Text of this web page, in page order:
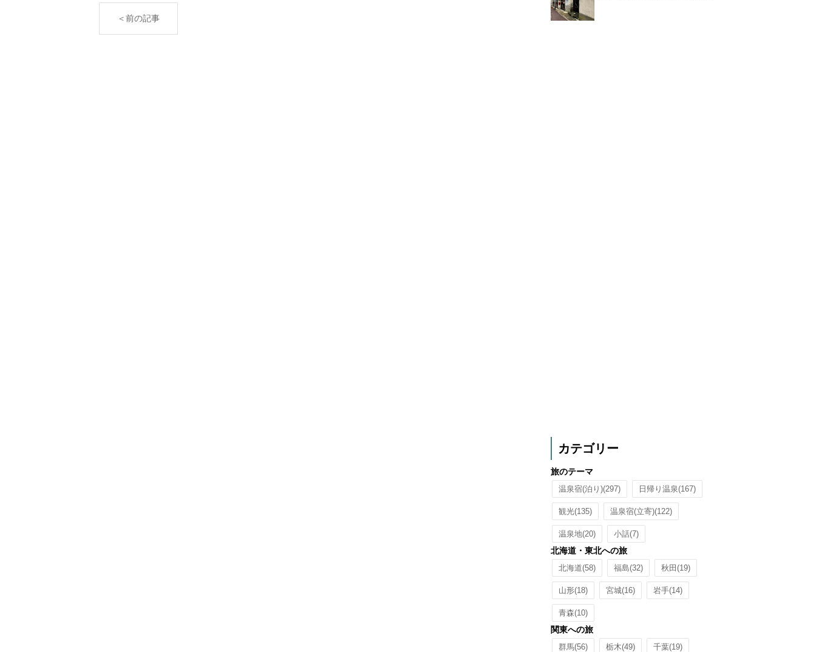
＜前の記事
カテゴリー
旅のテーマ
温泉宿(泊り)(297) 日帰り温泉(167)
観光(135) 温泉宿(立寄)(122)
温泉地(20) 小話(7)
北海道・東北への旅
北海道(58) 福島(32) 秋田 (19)
山形(18) 宮城(16) 岩手(14)
青森(10)
関東への旅
群馬(56) 栃木(49) 千葉(19)